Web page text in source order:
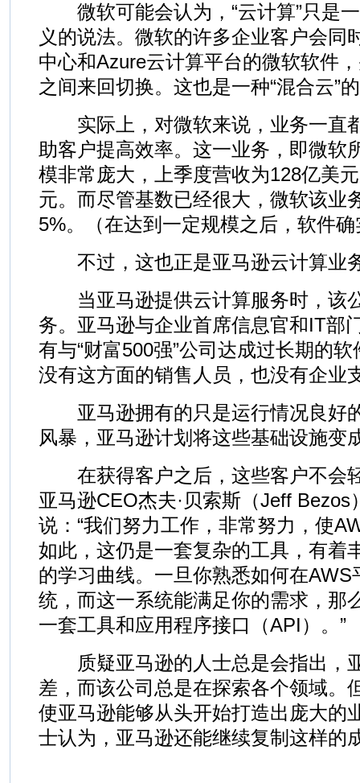
微软可能会认为，“云计算”只是
义的说法。微软的许多企业客户会同
中心和Azure云计算平台的微软软件
之间来回切换。这也是一种“混合云”
实际上，对微软来说，业务一直
助客户提高效率。这一业务，即微软
模非常庞大，上季度营收为128亿美
元。而尽管基数已经很大，微软该业
5%。（在达到一定规模之后，软件
不过，这也正是亚马逊云计算业
当亚马逊提供云计算服务时，该
务。亚马逊与企业首席信息官和IT部
有与“财富500强”公司达成过长期的
没有这方面的销售人员，也没有企业
亚马逊拥有的只是运行情况良好
风暴，亚马逊计划将这些基础设施变
在获得客户之后，这些客户不会
亚马逊CEO杰夫·贝索斯（Jeff
说：“我们努力工作，非常努力，使
如此，这仍是一套复杂的工具，有着
的学习曲线。一旦你熟悉如何在
统，而这一系统能满足你的需求，那
一套工具和应用程序接口（API）。”
质疑亚马逊的人士总是会指出，
差，而该公司总是在探索各个领域。
使亚马逊能够从头开始打造出庞大的
士认为，亚马逊还能继续复制这样的